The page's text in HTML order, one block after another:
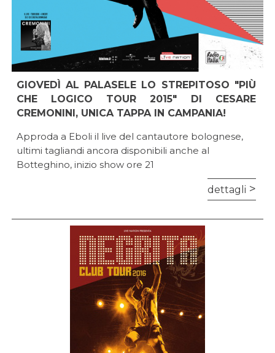
GIOVEDÌ AL PALASELE LO STREPITOSO "PIÙ
CHE LOGICO TOUR 2015" DI CESARE
CREMONINI, UNICA TAPPA IN CAMPANIA!
Approda a Eboli il live del cantautore bolognese,
ultimi tagliandi ancora disponibili anche al
Botteghino, inizio show ore 21
dettagli